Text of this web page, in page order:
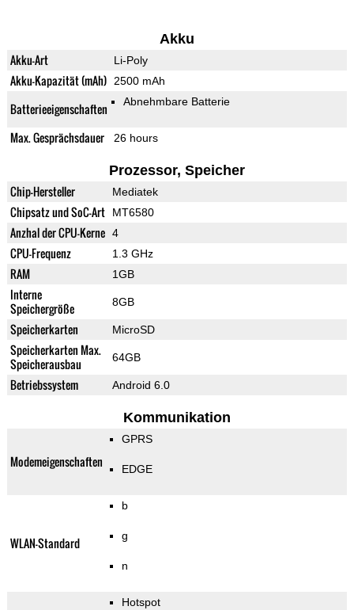
Akku
Akku-Art Li-Poly
Akku-Kapazität (mAh) 2500 mAh
Batterieeigenschaften Abnehmbare Batterie
Max. Gesprächsdauer 26 hours
Prozessor, Speicher
Chip-Hersteller Mediatek
Chipsatz und SoC-Art MT6580
Anzhal der CPU-Kerne 4
CPU-Frequenz 1.3 GHz
RAM 1GB
Interne
Speichergröße
8GB
Speicherkarten MicroSD
Speicherkarten Max.
Speicherausbau
64GB
Betriebssystem Android 6.0
Kommunikation
Modemeigenschaften
GPRS
EDGE
WLAN-Standard
b
g
n
Hotspot